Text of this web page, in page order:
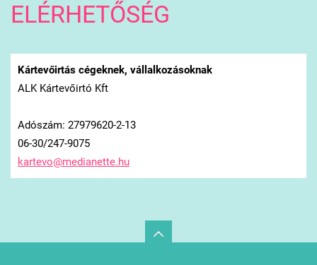
ELÉRHETŐSÉG
Kártevőirtás cégeknek, vállalkozásoknak
ALK Kártevőirtó Kft
Adószám: 27979620-2-13
06-30/247-9075
kartevo@medianette.hu